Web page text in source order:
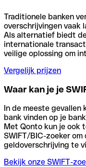
Traditionele banken
overschrijvingen vaak
Als alternatief biedt
internationale
veilige oplossing om
Vergelijk prijzen
Waar kan je je
In de meeste gevallen
bank vinden op je
Met Qonto kun je ook
SWIFT/BIC-zoeker
geldoverschrijving te
Bekijk onze SWIFT-